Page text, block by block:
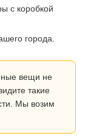
с коробкой
города.
вещи не
такие
Мы возим